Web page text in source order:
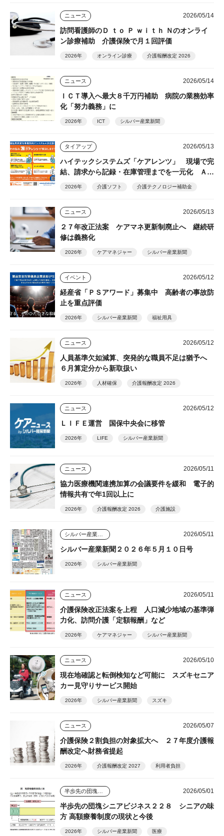
ニュース 2026/05/14
訪問看護師のＤ ｔｏ Ｐ ｗｉｔｈ Ｎのオンライ
ン診療補助 介護保険で月１回評価
2026年 オンライン診療 介護報酬改定 2026
ニュース 2026/05/14
ＩＣＴ導入へ最大８千万円補助 病院の業務効率
化「努力義務」に
2026年 ICT シルバー産業新聞
タイアップ 2026/05/13
ハイテックシステムズ「ケアレンツ」 現場で完
結、請求から記録・在庫管理までを一元化 ＡＩ
とオフライン対応強化で負担解消
2026年 介護ソフト 介護テクノロジー補助金
ニュース 2026/05/13
２７年改正法案 ケアマネ更新制廃止へ 継続研
修は義務化
2026年 ケアマネジャー シルバー産業新聞
イベント 2026/05/12
経産省「ＰＳアワード」募集中 高齢者の事故防
止を重点評価
2026年 シルバー産業新聞 福祉用具
ニュース 2026/05/12
人員基準欠如減算、突発的な職員不足は猶予へ
６月算定分から新取扱い
2026年 人材確保 介護報酬改定 2026
ニュース 2026/05/12
ＬＩＦＥ運営 国保中央会に移管
2026年 LIFE シルバー産業新聞
ニュース 2026/05/11
協力医療機関連携加算の会議要件を緩和 電子的
情報共有で年1回以上に
2026年 介護報酬改定 2026 介護施設
2026/05/11
シルバー産業新聞２０２６年５月１０日号
2026年 シルバー産業新聞
ニュース 2026/05/11
介護保険改正法案を上程 人口減少地域の基準弾
力化、訪問介護「定額報酬」など
2026年 ケアマネジャー シルバー産業新聞
ニュース 2026/05/10
現在地確認と転倒検知など可能に スズキセニア
カー見守りサービス開始
2026年 シルバー産業新聞 スズキ
ニュース 2026/05/07
介護保険２割負担の対象拡大へ ２７年度介護報
酬改定へ財務省提起
2026年 介護報酬改定 2027 利用者負担
2026/05/01
半歩先の団塊シニアビジネス２２８ シニアの味
方 高額療養制度の現状と今後
2026年 シルバー産業新聞 医療